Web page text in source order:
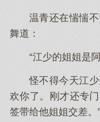
温青还在惴惴
舞道：
“江少的姐姐是
怪不得今天江
欢你了。刚才还专
签带给他姐姐交差。”